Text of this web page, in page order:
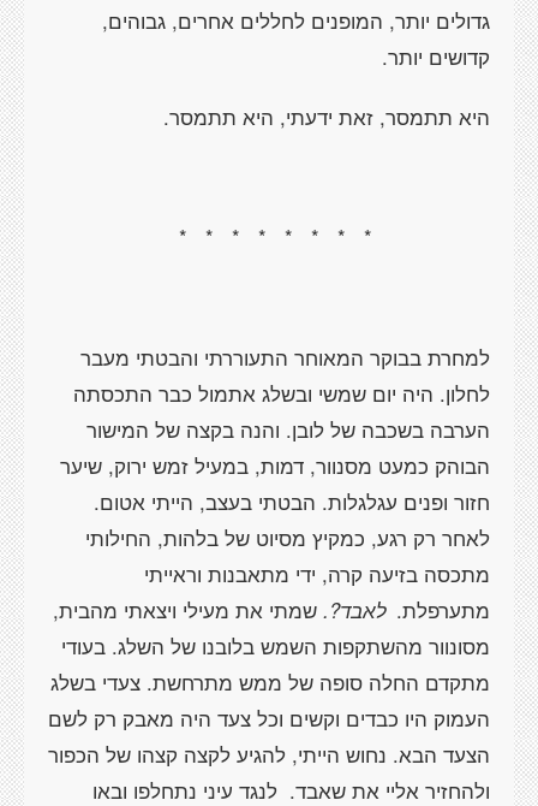
גדולים יותר, המופנים לחללים אחרים, גבוהים,
קדושים יותר.
היא תתמסר, זאת ידעתי, היא תתמסר.
*
*
*
*
*
*
*
*
למחרת בבוקר המאוחר התעוררתי והבטתי מעבר
לחלון. היה יום שמשי ובשלג אתמול כבר התכסתה
הערבה בשכבה של לובן. והנה בקצה של המישור
הבוהק כמעט מסנוור, דמות, במעיל זמש ירוק, שיער
חזור ופנים עגלגלות. הבטתי בעצב, הייתי אטום.
לאחר רק רגע, כמקיץ מסיוט של בלהות, החילותי
מתכסה בזיעה קרה, ידי מתאבנות וראייתי
מתערפלת. לאבד?. שמתי את מעילי ויצאתי מהבית,
מסונוור מהשתקפות השמש בלובנו של השלג. בעודי
מתקדם החלה סופה של ממש מתרחשת. צעדי בשלג
העמוק היו כבדים וקשים וכל צעד היה מאבק רק לשם
הצעד הבא. נחוש הייתי, להגיע לקצה קצהו של הכפור
ולהחזיר אליי את שאבד. לנגד עיני נתחלפו ובאו